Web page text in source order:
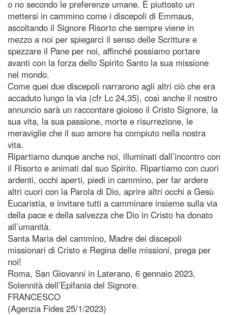
o no secondo le preferenze umane. È piuttosto un
mettersi in cammino come i discepoli di Emmaus,
ascoltando il Signore Risorto che sempre viene in
mezzo a noi per spiegarci il senso delle Scritture e
spezzare il Pane per noi, affinché possiamo portare
avanti con la forza dello Spirito Santo la sua missione
nel mondo.
Come quei due discepoli narrarono agli altri ciò che era
accaduto lungo la via (cfr Lc 24,35), così anche il nostro
annuncio sarà un raccontare gioioso il Cristo Signore, la
sua vita, la sua passione, morte e risurrezione, le
meraviglie che il suo amore ha compiuto nella nostra
vita.
Ripartiamo dunque anche noi, illuminati dall’incontro con
il Risorto e animati dal suo Spirito. Ripartiamo con cuori
ardenti, occhi aperti, piedi in cammino, per far ardere
altri cuori con la Parola di Dio, aprire altri occhi a Gesù
Eucaristia, e invitare tutti a camminare insieme sulla via
della pace e della salvezza che Dio in Cristo ha donato
all’umanità.
Santa Maria del cammino, Madre dei discepoli
missionari di Cristo e Regina delle missioni, prega per
noi!
Roma, San Giovanni in Laterano, 6 gennaio 2023,
Solennità dell’Epifania del Signore.
FRANCESCO
(Agenzia Fides 25/1/2023)